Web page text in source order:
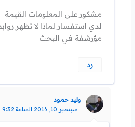
مشكور على المعلومات القيمة
لدي استفسار لماذا لا تظهر
مؤرشفة في البحث
رد
وليد حمود
سبتمبر 10, 2016 الساعة 9:32 ص